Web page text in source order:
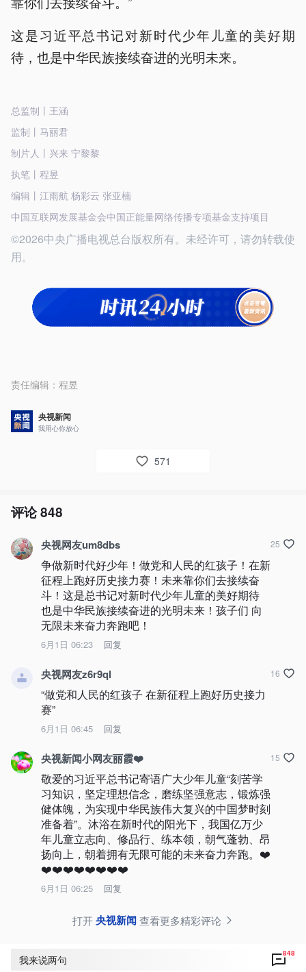
这是习近平总书记对新时代少年儿童的美好期
待，也是中华民族接续奋进的光明未来。
总监制丨王涵
监制丨马丽君
制片人丨兴来 宁黎黎
执笔丨程昱
编辑丨江雨航 杨彩云 张亚楠
中国互联网发展基金会中国正能量网络传播专项基金支持项目
©2026中央广播电视总台版权所有。未经许可，请勿转载使
用。
责任编辑： 程昱
央视新闻
我用心你放心
571
评论848
央视网友um8dbs
争做新时代好少年！做党和人民的红孩子！在新
征程上跑好历史接力赛！未来靠你们去接续奋
斗！这是总书记对新时代少年儿童的美好期待
也是中华民族接续奋进的光明未来！孩子们 向
无限未来奋力奔跑吧！
6月1日 06:23 回复
25
央视网友z6r9ql
“做党和人民的红孩子 在新征程上跑好历史接力
赛”
6月1日 06:45 回复
16
央视新闻小网友丽霞❤️
敬爱的习近平总书记寄语广大少年儿童“刻苦学
习知识，坚定理想信念，磨练坚强意志，锻炼强
健体魄，为实现中华民族伟大复兴的中国梦时刻
准备着”。沐浴在新时代的阳光下，我国亿万少
年儿童立志向、修品行、练本领，朝气蓬勃、昂
扬向上，朝着拥有无限可能的未来奋力奔跑。❤️
❤️❤️❤️❤️❤️❤️❤️❤️
6月1日 06:25 回复
15
打开央视新闻查看更多精彩评论
我来说两句 848